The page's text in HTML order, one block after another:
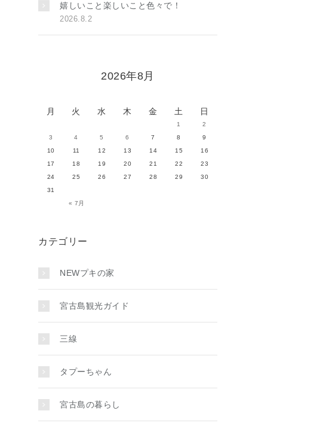
嬉しいこと楽しいこと色々で！
2026.8.2
2026年8月
月 火 水 木 金 土 日
« 7月
1
2
3
4 5 6 7 8
9
10
11 12 13 14 15
16
17
18 19 20 21 22
23
24
25 26 27 28 29
30
31
カテゴリー
NEWプキの家
宮古島観光ガイド
三線
タプーちゃん
宮古島の暮らし